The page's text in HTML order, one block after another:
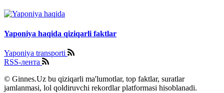
Yaponiya haqida qiziqarli faktlar
Yaponiya transporti
RSS-лента
© Ginnes.Uz bu qiziqarli ma'lumotlar, top faktlar, suratlar
jamlanmasi, lol qoldiruvchi rekordlar platformasi hisoblanadi.